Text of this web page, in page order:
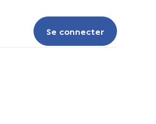
Se connecter
Se connecter